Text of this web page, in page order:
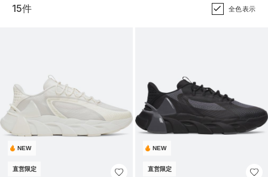
15件 全色表示
NEW
直営限定
NEW
直営限定